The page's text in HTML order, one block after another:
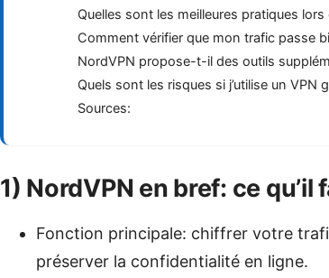
Quelles sont les meilleures pratiques lors
Comment vérifier que mon trafic passe
NordVPN propose-t-il des outils
Quels sont les risques si j’utilise un VPN
Sources:
1) NordVPN en bref: ce qu’il
Fonction principale: chiffrer votre
préserver la confidentialité en ligne.